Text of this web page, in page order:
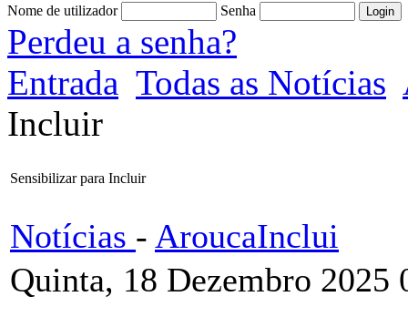
Nome de utilizador Senha
Perdeu a senha?
Entrada Todas as Notícias
Incluir
Sensibilizar para Incluir
Notícias - AroucaInclui
Quinta, 18 Dezembro 2025